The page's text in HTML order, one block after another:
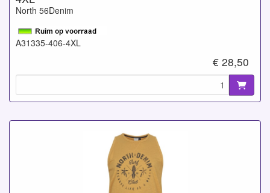
North 56Denim
A31335-406-4XL
€ 28,50